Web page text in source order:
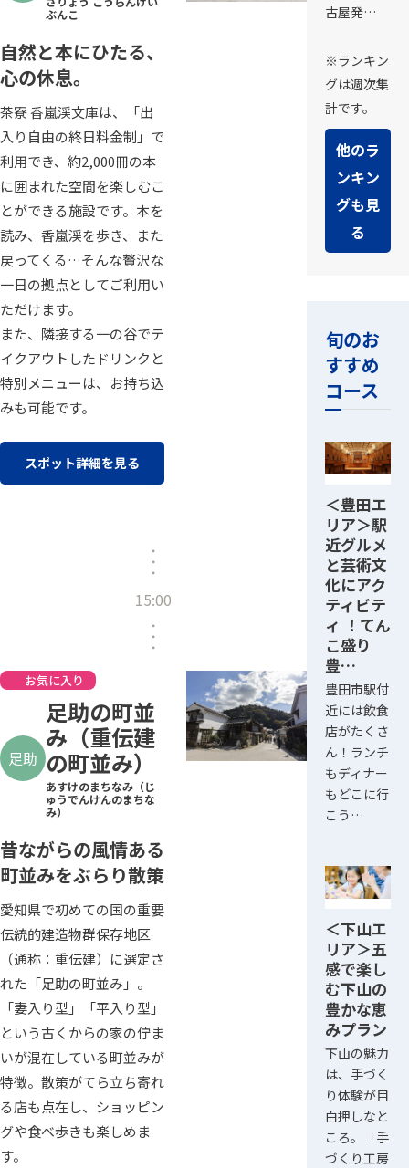
ぶんこ
自然と本にひたる、
心の休息。
茶寮 香嵐渓文庫は、「出
入り自由の終日料金制」で
利用でき、約2,000冊の本
に囲まれた空間を楽しむこ
とができる施設です。本を
読み、香嵐渓を歩き、また
戻ってくる…そんな贅沢な
一日の拠点としてご利用い
ただけます。
また、隣接する一の谷でテ
イクアウトしたドリンクと
特別メニューは、お持ち込
みも可能です。
スポット詳細を見る
15:00
お気に入り
足助
足助の町並
み（重伝建
の町並み）
あすけのまちなみ（じ
ゅうでんけんのまちな
み）
昔ながらの風情ある
町並みをぶらり散策
愛知県で初めての国の重要
伝統的建造物群保存地区
（通称：重伝建）に選定さ
れた「足助の町並み」。
「妻入り型」「平入り型」
という古くからの家の佇ま
いが混在している町並みが
特徴。散策がてら立ち寄れ
る店も点在し、ショッピン
グや食べ歩きも楽しめま
す。
古屋発…
※ランキン
グは週次集
計です。
他のラ
ンキン
グも見
る
旬のお
すすめ
コース
＜豊田エ
リア＞駅
近グルメ
と芸術文
化にアク
ティビテ
ィ ！てん
こ盛り
豊…
豊田市駅付
近には飲食
店がたくさ
ん！ランチ
もディナー
もどこに行
こう…
＜下山エ
リア＞五
感で楽し
む下山の
豊かな恵
みプラン
下山の魅力
は、手づく
り体験が目
白押しなと
ころ。「手
づくり工房